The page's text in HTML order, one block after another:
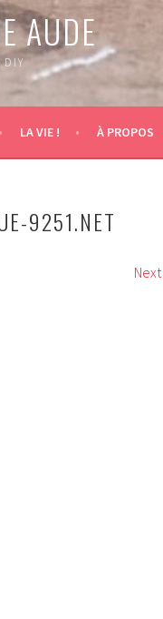
AUDE
DIY
LA VIE ! À PROPOS
9251.NET
Next